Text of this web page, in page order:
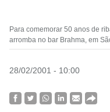
Para comemorar 50 anos de
arromba no bar Brahma, em
28/02/2001 - 10:00